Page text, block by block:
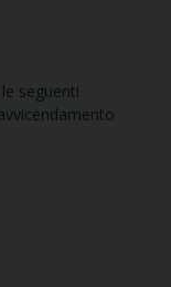
seguenti